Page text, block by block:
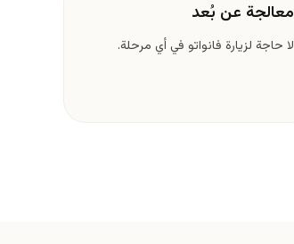
معالجة عن بُعد
لا حاجة لزيارة فانواتو في أي مرحلة.